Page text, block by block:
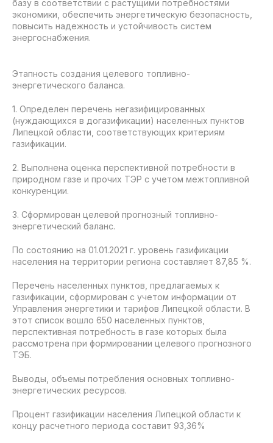
базу в соответствии с растущими потребностями
экономики, обеспечить энергетическую безопасность,
повысить надежность и устойчивость систем
энергоснабжения.
Этапность создания целевого топливно-
энергетического баланса.
1. Определен перечень негазифицированных
(нуждающихся в догазификации) населенных пунктов
Липецкой области, соответствующих критериям
газификации.
2. Выполнена оценка перспективной потребности в
природном газе и прочих ТЭР с учетом межтопливной
конкуренции.
3. Сформирован целевой прогнозный топливно-
энергетический баланс.
По состоянию на 01.01.2021 г. уровень газификации
населения на территории региона составляет 87,85 %.
Перечень населенных пунктов, предлагаемых к
газификации, сформирован с учетом информации от
Управления энергетики и тарифов Липецкой области. В
этот список вошло 650 населенных пунктов,
перспективная потребность в газе которых была
рассмотрена при формировании целевого прогнозного
ТЭБ.
Выводы, объемы потребления основных топливно-
энергетических ресурсов.
Процент газификации населения Липецкой области к
концу расчетного периода составит 93,36%